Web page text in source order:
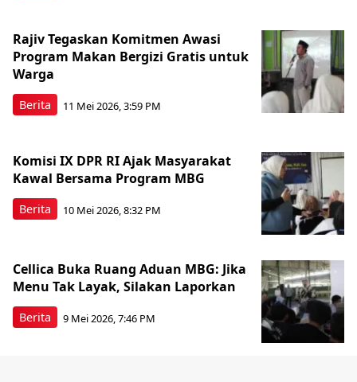
Berita
Rajiv Tegaskan Komitmen Awasi
Program Makan Bergizi Gratis untuk
Warga
11 Mei 2026, 3:59 PM
Berita
Komisi IX DPR RI Ajak Masyarakat
Kawal Bersama Program MBG
10 Mei 2026, 8:32 PM
Berita
Cellica Buka Ruang Aduan MBG: Jika
Menu Tak Layak, Silakan Laporkan
9 Mei 2026, 7:46 PM